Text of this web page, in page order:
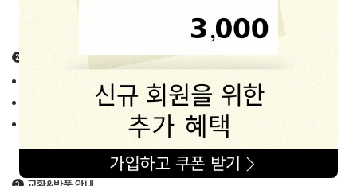
우체국택배 고객센터 : 1588-1300
배송비는 2500원이 부과되며 3만원 이상 구매시 배송비는 무료입니다.
평균 입금일 기준 1~3일이 소요됩니다. (토 · 일 · 공휴일 제외)